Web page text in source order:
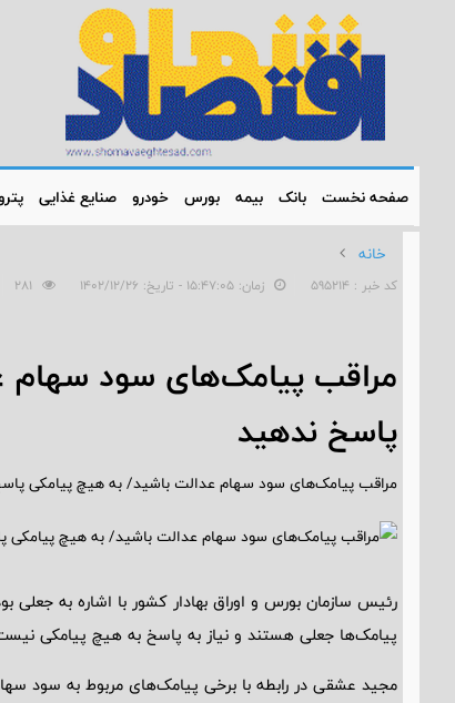
صفحه نخست بانک بیمه بورس خودرو صنایع غذایی
خانه
کد خبر : 595214 زمان: ۱۵:۴۷:۰۵ - تاریخ: ۱۴۰۲/۱۲/۲۶
مراقب پیامک‌های سود سهام
پاسخ ندهید
مراقب پیامک‌های سود سهام عدالت باشید/ به هیچ پیامکی
رئیس سازمان بورس و اوراق بهادار کشور با اشاره به
پیامک‌ها جعلی هستند و نیاز به پاسخ به هیچ پیامکی
مجید عشقی در رابطه با برخی پیامک‌های مربوط به سود